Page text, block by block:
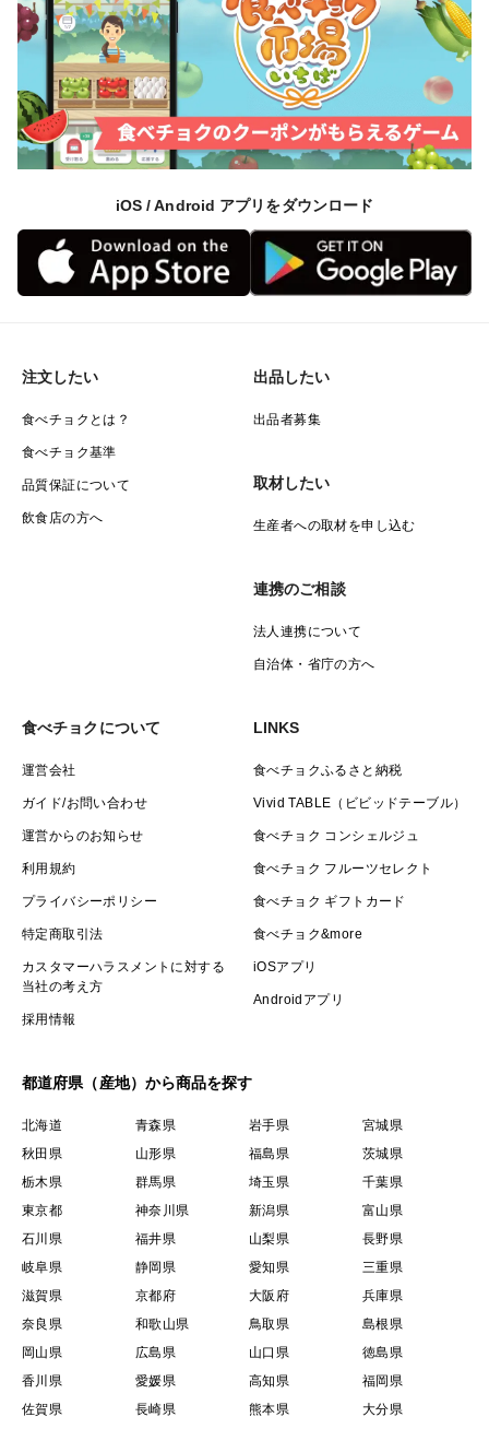
iOS / Android アプリをダウンロード
注文したい
食べチョクとは？
食べチョク基準
品質保証について
飲食店の方へ
出品したい
出品者募集
取材したい
生産者への取材を申し込む
連携のご相談
法人連携について
自治体・省庁の方へ
食べチョクについて
運営会社
ガイド/お問い合わせ
運営からのお知らせ
利用規約
プライバシーポリシー
特定商取引法
カスタマーハラスメントに対する
当社の考え方
採用情報
LINKS
食べチョクふるさと納税
Vivid TABLE（ビビッドテーブル）
食べチョク コンシェルジュ
食べチョク フルーツセレクト
食べチョク ギフトカード
食べチョク&more
iOSアプリ
Androidアプリ
都道府県（産地）から商品を探す
北海道 青森県 岩手県
宮城県
秋田県
山形県 福島県
茨城県
栃木県
群馬県 埼玉県
千葉県
東京都
神奈川県 新潟県
富山県
石川県
福井県 山梨県
長野県
岐阜県
静岡県 愛知県
三重県
滋賀県
京都府 大阪府
兵庫県
奈良県
和歌山県 鳥取県
島根県
岡山県
広島県 山口県
徳島県
香川県
愛媛県 高知県
福岡県
佐賀県
長崎県 熊本県 大分県